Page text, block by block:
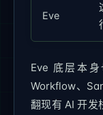
Eve
Eve 底层本
Workflow、
翻现有 AI 开发